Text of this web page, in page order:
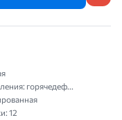
горячедеф...
12